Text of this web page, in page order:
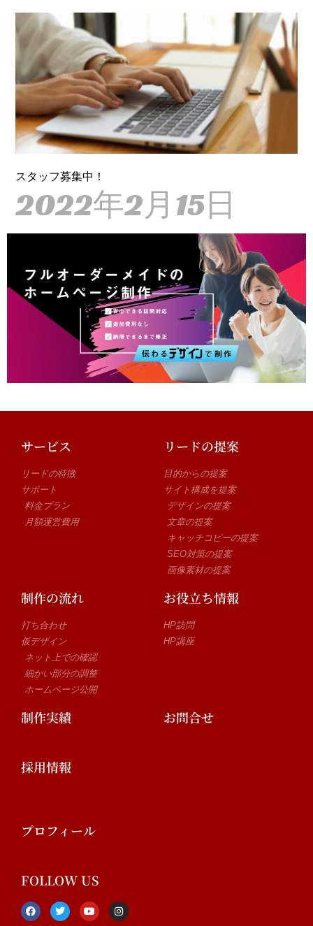
スタッフ募集中！
2022年2月15日
サービス
リードの特徴
サポート
料金プラン
月額運営費用
リードの提案
目的からの提案
サイト構成を提案
デザインの提案
文章の提案
キャッチコピーの提案
SEO対策の提案
画像素材の提案
制作の流れ
打ち合わせ
仮デザイン
ネット上での確認
細かい部分の調整
ホームページ公開
お役立ち情報
HP訪問
HP講座
制作実績 お問合せ
採用情報
プロフィール
FOLLOW US
F
a
T
w
Y
o
I
n